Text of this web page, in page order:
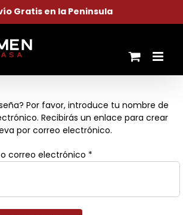
Gratis en la Peninsula
Por favor, introduce tu nombre de
Recibirás un enlace para crear
por correo electrónico.
correo electrónico *